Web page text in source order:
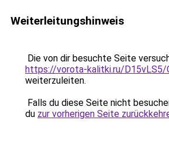
Weiterleitungshinweis
Die von dir besuchte Seite
https://vorota-kalitki.ru/D15vLS5/
weiterzuleiten.
Falls du diese Seite nicht
du zur vorherigen Seite